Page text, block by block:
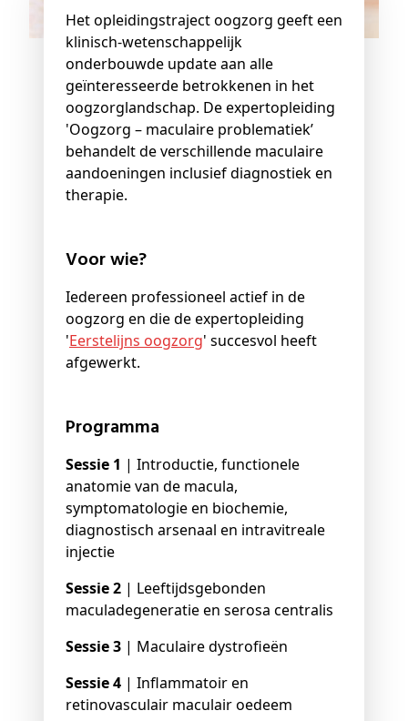
Het opleidingstraject oogzorg geeft een
klinisch-wetenschappelijk
onderbouwde update aan alle
geïnteresseerde betrokkenen in het
oogzorglandschap. De expertopleiding
'Oogzorg – maculaire problematiek’
behandelt de verschillende maculaire
aandoeningen inclusief diagnostiek en
therapie.
Voor wie?
Iedereen professioneel actief in de
oogzorg en die de expertopleiding
'Eerstelijns oogzorg' succesvol heeft
afgewerkt.
Programma
Sessie 1 | Introductie, functionele
anatomie van de macula,
symptomatologie en biochemie,
diagnostisch arsenaal en intravitreale
injectie
Sessie 2 | Leeftijdsgebonden
maculadegeneratie en serosa centralis
Sessie 3 | Maculaire dystrofieën
Sessie 4 | Inflammatoir en
retinovasculair maculair oedeem